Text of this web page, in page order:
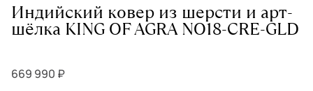
Индийский ковер из шерсти и арт-
шёлка KING OF AGRA NO18-CRE-GLD
669 990 ₽